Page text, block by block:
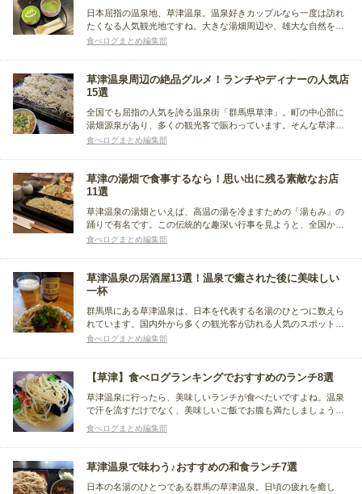
日本屈指の温泉地、草津温泉。温泉好きカップルなら一度は訪れ
たくなる人気観光地ですね。大きな湯畑周辺や、雄大な自然を感
じられるデートスポットも目白押し。今回は草津温泉周辺で1日デ
ます。
食べログまとめ編集部
草津温泉周辺の絶品グルメ！ランチやディナーの人気店
15選
全国でも屈指の人気を誇る温泉街「群馬県草津」。町の中心部に
湯畑源泉があり、多くの観光客で賑わっています。そんな草津温
泉周辺には、グルメの人気店がずらり。ランチやディナー、カフ
食べログまとめ編集部
草津の湯畑で食事するなら！思い出に残る素敵なお店
11選
草津温泉の湯畑といえば、高温の湯を冷ますための「湯もみ」の
踊りで有名です。この伝統的な趣深い行事を見ようと、全国から
多くの観光客が訪れます。観光客の多さに比例して、湯畑の周囲
食べログまとめ編集部
草津温泉の居酒屋13選！温泉で癒された後に美味しい
一杯
群馬県にある草津温泉は、日本を代表する名湯のひとつに数えら
れています。国内外から多くの観光客が訪れる人気のスポット
で、居酒屋も豊富にあるそう。今回は温泉で癒された後に訪れた
食べログまとめ編集部
【草津】食べログランキングでおすすめのランチ8選
草津温泉に行ったら、美味しいランチが食べたいですよね。温泉
で汗を流すだけでなく、美味しいご飯でお腹も満たしましょう。
今回は食べログのランキングを参考にしつつ、草津でおすすめの
お店をまとめました。これから草津に行く予定がある方はぜひ参
考にしてください！
食べログまとめ編集部
草津温泉で味わう♪おすすめの和食ランチ7選
日本の名湯のひとつである群馬の草津温泉。日頃の疲れを癒し